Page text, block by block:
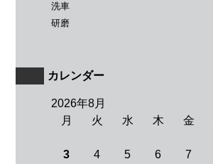
洗車
研磨
カレンダー
2026年8月
月
火 水 木 金
3
4 5 6 7